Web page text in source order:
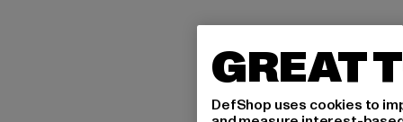
GREAT
DefShop uses cookies to